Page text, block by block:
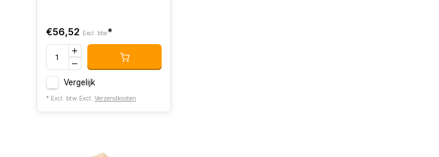
€56,52 Excl. btw*
Vergelijk
* Excl. btw Excl. Verzendkosten